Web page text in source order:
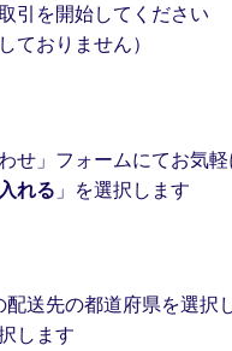
引を開始してください
ておりません）
せ」フォームにてお気
れる 」を選択します
送先の都道府県を選択
します